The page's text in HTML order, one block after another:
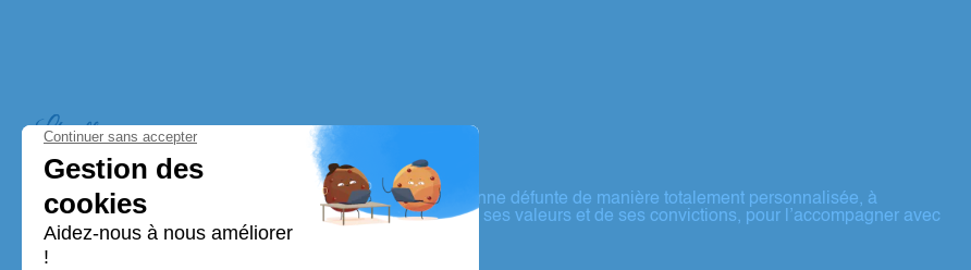
Pompes Funèbres Lhuillier
Nos équipes vous aident à honorer la mémoire de la personne défunte de manière totalement personnalisée, à
perpétuer son souvenir dans le respect de ses volontés, de ses valeurs et de ses convictions, pour l’accompagner avec
dignité dans son dernier voyage.